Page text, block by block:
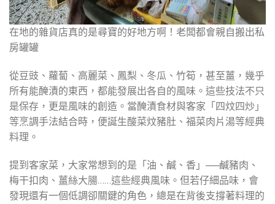
在地的雜貨店真的是尋寶的好地方啊！老闆都會親自搬出私
房罐罐
從豆豉、蘿蔔、高麗菜、鳳梨、冬瓜、竹筍，甚至薑，幾乎
所有能醃漬的東西，都能發展出各自的風味。這些技法不只
是保存，更是風味的創造。當醃漬食材與客家「四炆四炒」
等烹調手法結合時，便誕生酸菜炆豬肚、福菜肉片湯等經典
料理。
提到客家菜，大家常想到的是「油、鹹、香」──鹹豬肉、
梅干扣肉、薑絲大腸……這些經典風味。但若仔細品味，會
發現還有一個低調卻關鍵的角色，總是在背後支撐著料理的